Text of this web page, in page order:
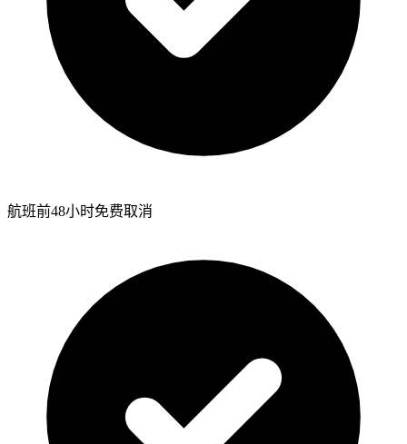
航班前48小时免费取消